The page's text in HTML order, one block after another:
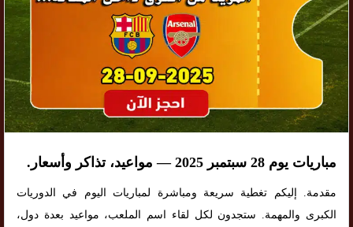
مباريات يوم 28 سبتمبر 2025 — مواعيد، تذاكر وأسعار.
مقدمة. إليكم تغطية سريعة ومباشرة لمباريات اليوم في الدوريات
الكبرى والمهمة. ستجدون لكل لقاء اسم الملعب، مواعيد بعدة دول،